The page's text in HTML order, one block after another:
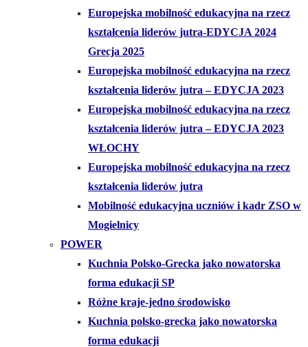
Europejska mobilność edukacyjna na rzecz
kształcenia liderów jutra-EDYCJA 2024
Grecja 2025
Europejska mobilność edukacyjna na rzecz
kształcenia liderów jutra – EDYCJA 2023
Europejska mobilność edukacyjna na rzecz
kształcenia liderów jutra – EDYCJA 2023
WŁOCHY
Europejska mobilność edukacyjna na rzecz
kształcenia liderów jutra
Mobilność edukacyjna uczniów i kadr ZSO w
Mogielnicy
POWER
Kuchnia Polsko-Grecka jako nowatorska
forma edukacji SP
Różne kraje-jedno środowisko
Kuchnia polsko-grecka jako nowatorska
forma edukacji